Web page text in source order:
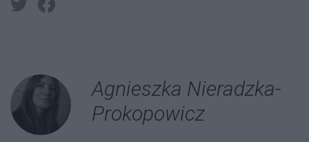
Agnieszka Nieradzka-
Prokopowicz